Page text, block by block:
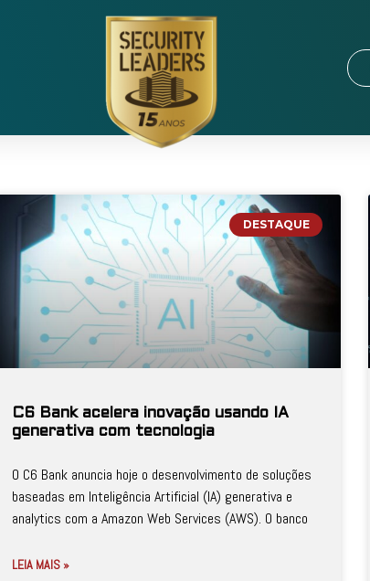
DESTAQUE
C6 Bank acelera inovação usando IA
generativa com tecnologia
O C6 Bank anuncia hoje o desenvolvimento de soluções
baseadas em Inteligência Artificial (IA) generativa e
analytics com a Amazon Web Services (AWS). O banco
LEIA MAIS »